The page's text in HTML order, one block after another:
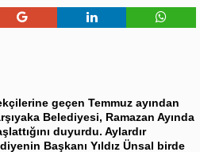
geçen Temmuz ayından
Belediyesi, Ramazan Ayında
duyurdu. Aylardır
Başkanı Yıldız Ünsal birde